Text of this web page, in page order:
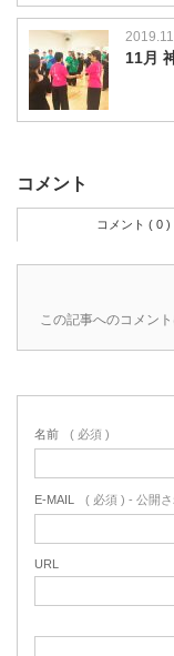
11月
コメント
コメント ( 0 )
この記事へのコメント
名前 ( 必須 )
E-MAIL ( 必須 ) - 公開
URL